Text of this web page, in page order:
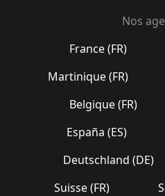
Nos
France (FR)
Martinique (FR)
Belgique (FR)
España (ES)
Deutschland (DE)
Suisse (FR)